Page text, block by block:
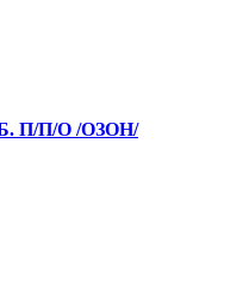
П/П/О /ОЗОН/